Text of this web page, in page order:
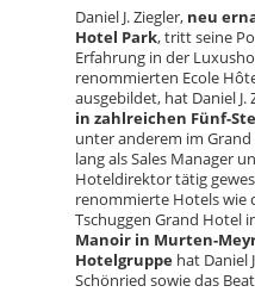
Daniel J. Ziegler, neu
Hotel Park, tritt seine
Erfahrung in der
renommierten Ecole
ausgebildet, hat Daniel J.
in zahlreichen Fünf-
unter anderem im Grand
lang als Sales Manager
Hoteldirektor tätig
renommierte Hotels wie
Tschuggen Grand Hotel
Manoir in Murten-
Hotelgruppe hat Daniel
Schönried sowie das